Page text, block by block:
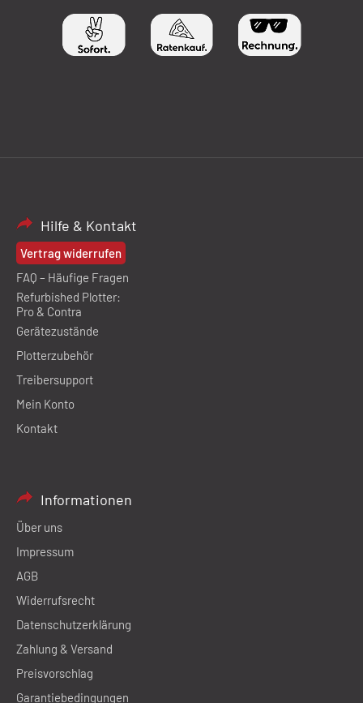
Hilfe & Kontakt
Vertrag widerrufen
FAQ – Häufige Fragen
Refurbished Plotter:
Pro & Contra
Gerätezustände
Plotterzubehör
Treibersupport
Mein Konto
Kontakt
Informationen
Über uns
Impressum
AGB
Widerrufsrecht
Datenschutzerklärung
Zahlung & Versand
Preisvorschlag
Garantiebedingungen